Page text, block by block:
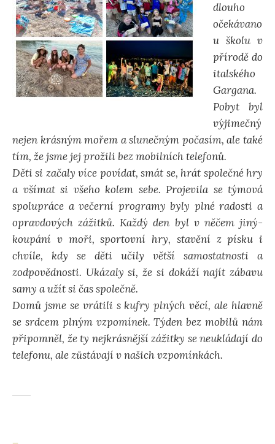
dlouho
očekávano
u školu v
přírodě do
italského
Gargana.
Pobyt byl
výjimečný
nejen krásným mořem a slunečným počasím, ale také
tím, že jsme jej prožili bez mobilních telefonů.
Děti si začaly více povídat, smát se, hrát společné hry
a všímat si všeho kolem sebe. Projevila se týmová
spolupráce a večerní programy byly plné radosti a
opravdových zážitků. Každý den byl v něčem jiný-
koupání v moři, sportovní hry, stavění z písku i
chvíle, kdy se děti učily větší samostatnosti a
zodpovědnosti. Ukázaly si, že si dokáží najít zábavu
samy a užít si čas společně.
Domů jsme se vrátili s kufry plných věcí, ale hlavně
se srdcem plným vzpomínek. Týden bez mobilů nám
připomněl, že ty nejkrásnější zážitky se neukládají do
telefonu, ale zůstávají v našich vzpomínkách.